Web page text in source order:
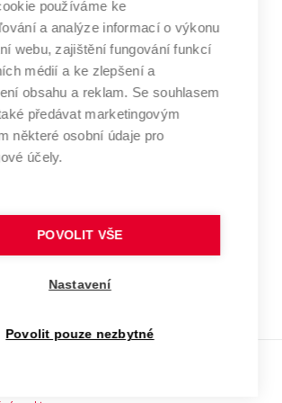
fondů
/ ContriBUTe
údajů
odkaz)
učení
technické
V BRNĚ
www.vut.cz
vut@vutbr.cz
používáme ke
a analýze informací o výkonu
webu, zajištění fungování funkcí
médií a ke zlepšení a
obsahu a reklam. Se souhlasem
předávat marketingovým
některé osobní údaje pro
účely.
POVOLIT VŠE
Nastavení
Povolit pouze nezbytné